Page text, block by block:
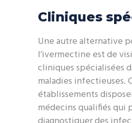
Cliniques
Une autre alternative
l’ivermectine est de
cliniques spécialisées
maladies infectieuses.
établissements
médecins qualifiés qui